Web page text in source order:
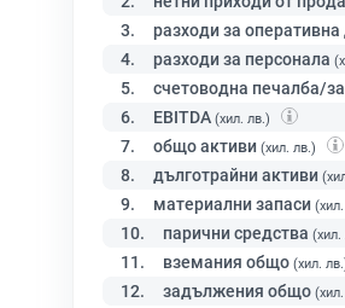
3. разходи за оперативна
4. разходи за персонала
5. счетоводна печалба/
6. EBITDA (хил. лв.)
7. общо активи (хил. лв.)
8. дълготрайни активи
9. материални запаси
10. парични средства (хил.
11. вземания общо (хил.
12. задължения общо